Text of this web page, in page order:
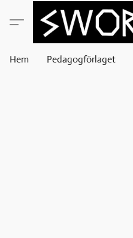
Hem Pedagogförlaget